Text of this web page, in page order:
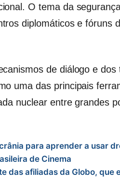
O tema da
diplomáticos e fóruns
de diálogo e dos
uma das principais
nuclear entre grandes
para aprender a usar
de Cinema
das afiliadas da Globo, que